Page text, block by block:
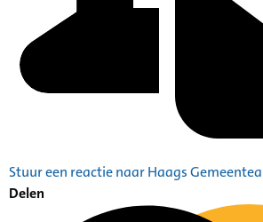
Stuur een reactie naar Haags
Delen